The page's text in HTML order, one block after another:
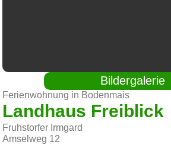
Bildergalerie
Ferienwohnung in Bodenmais
Landhaus Freiblick
Fruhstorfer Irmgard
Amselweg 12